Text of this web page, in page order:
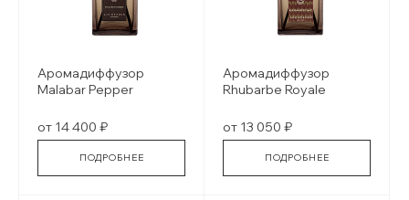
Аромадиффузор
Malabar Pepper
от 14 400 ₽
ПОДРОБНЕЕ
Аромадиффузор
Rhubarbe Royale
от 13 050 ₽
ПОДРОБНЕЕ